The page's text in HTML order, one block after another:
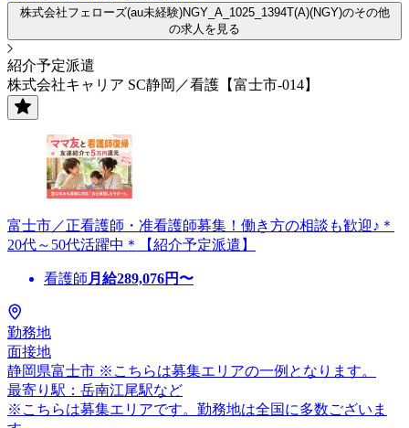
株式会社フェローズ(au未経験)NGY_A_1025_1394T(A)(NGY)のその他
の求人を見る
紹介予定派遣
株式会社キャリア SC静岡／看護【富士市-014】
富士市／正看護師・准看護師募集！働き方の相談も歓迎♪＊
20代～50代活躍中＊【紹介予定派遣】
看護師 月給289,076円〜
勤務地
面接地
静岡県富士市 ※こちらは募集エリアの一例となります。
最寄り駅：岳南江尾駅など
※こちらは募集エリアです。勤務地は全国に多数ございま